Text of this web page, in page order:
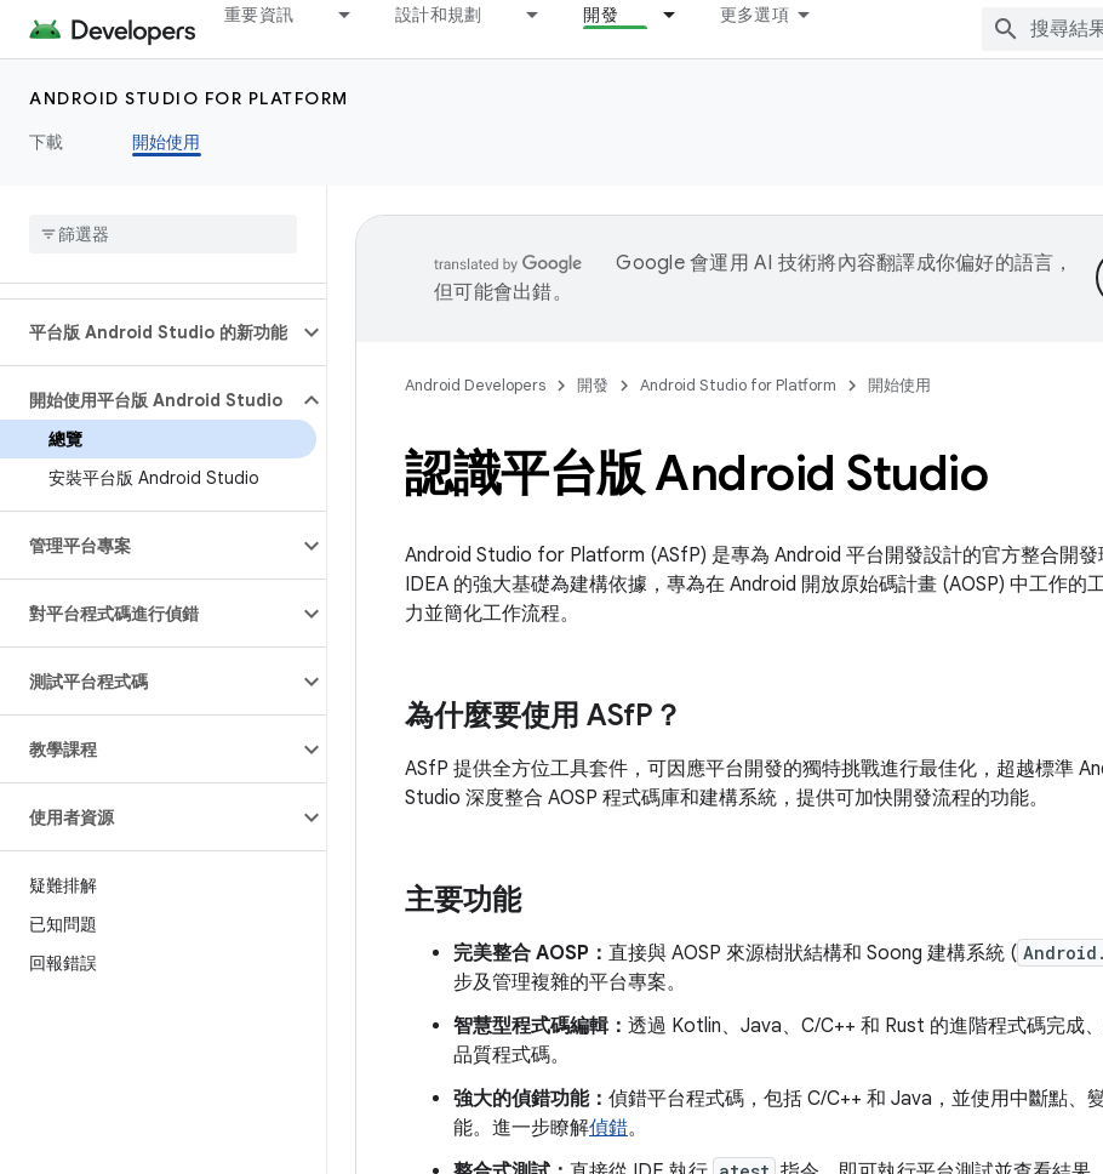
重要資訊 設計和規劃 開發 更多選項
ANDROID STUDIO FOR PLATFORM
下載
開始使用
平台版 Android Studio 的新功能
開始使用平台版 Android Studio
總覽
安裝平台版 Android Studio
管理平台專案
對平台程式碼進行偵錯
測試平台程式碼
教學課程
使用者資源
疑難排解
已知問題
回報錯誤
Google 會運用 AI 技術將內容翻譯成你偏好的語言，
但可能會出錯。
Android Developers 開發 Android Studio for Platform 開始使用
認識平台版 Android Studio
Android Studio for Platform (ASfP) 是專為 Android 平台開發設計的官方整合開
IDEA 的強大基礎為建構依據，專為在 Android 開放原始碼計畫 (AOSP) 中工作的
力並簡化工作流程。
為什麼要使用 ASfP？
ASfP 提供全方位工具套件，可因應平台開發的獨特挑戰進行最佳化，超越標準
Studio 深度整合 AOSP 程式碼庫和建構系統，提供可加快開發流程的功能。
主要功能
完美整合 AOSP： 直接與 AOSP 來源樹狀結構和 Soong 建構系統 (
步及管理複雜的平台專案。
智慧型程式碼編輯： 透過 Kotlin、Java、C/C++ 和 Rust 的進階程式碼完成
品質程式碼。
強大的偵錯功能： 偵錯平台程式碼，包括 C/C++ 和 Java，並使用中斷點、
能。進一步瞭解偵錯。